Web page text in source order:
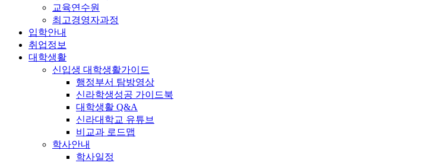
교육연수원
최고경영자과정
입학안내
취업정보
대학생활
신입생 대학생활가이드
행정부서 탐방영상
신라학생성공 가이드북
대학생활 Q&A
신라대학교 유튜브
비교과 로드맵
학사안내
학사일정